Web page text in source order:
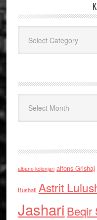
albano kolonjari alfons Grishaj
Bushati Astrit
Jashari Beqir